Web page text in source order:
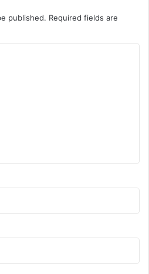
published. Required fields are